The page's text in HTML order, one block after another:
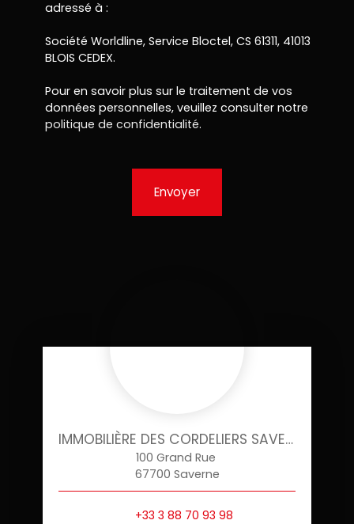
adressé à :
Société Worldline, Service Bloctel, CS 61311, 41013
BLOIS CEDEX.
Pour en savoir plus sur le traitement de vos
données personnelles, veuillez consulter notre
politique de confidentialité.
Envoyer
IMMOBILIÈRE DES CORDELIERS SAVERNE
100 Grand Rue
67700 Saverne
+33 3 88 70 93 98